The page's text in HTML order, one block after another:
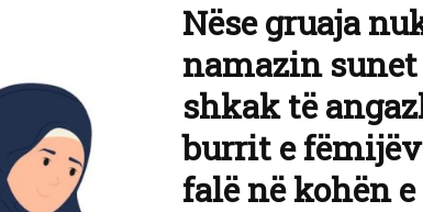
Nëse gruaja
namazin
shkak të
burrit e
falë në kohën